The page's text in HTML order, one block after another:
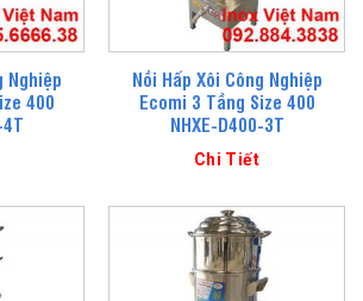
Nghiệp
400
Nồi Hấp Xôi Công Nghiệp
Ecomi 3 Tầng Size 400
NHXE-D400-3T
Chi Tiết